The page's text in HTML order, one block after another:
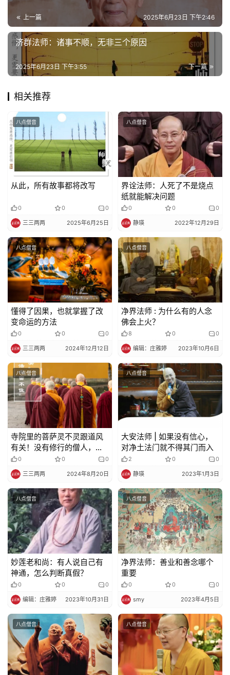
专
题
公
益
慈
佛
教
人
物
寺
院
礼
视
频
纪
佛
教
艺
术
政
策
法
规
免
责
声
明
登录 注册
上一篇 2025年6月23日 下午2:46
济群法师：诸事不顺，无非三个原因
下一篇
2025年6月23日 下午3:55
相关推荐
八点僧音
从此，所有故事都将改写
0 0 0
三三两两 2025年6月25日
八点僧音
界诠法师：人死了不是烧点
纸就能解决问题
0 0 0
静瑛 2022年12月29日
八点僧音
懂得了因果，也就掌握了改
变命运的方法
0 0 0
三三两两 2024年12月12日
八点僧音
净界法师 : 为什么有的人念
佛会上火？
8 0 0
编辑：庄雅婷 2023年10月6日
八点僧音
寺院里的菩萨灵不灵跟道风
有关！没有修行的僧人，寺
院连龙天护法也留不住
0 0 0
三三两两 2024年8月20日
八点僧音
大安法师 | 如果没有信心，
对净土法门就不得其门而入
2 0 0
静瑛 2023年1月3日
八点僧音
妙莲老和尚：有人说自己有
神通，怎么判断真假？
0 0 0
编辑：庄雅婷 2023年10月31日
八点僧音
净界法师：善业和善念哪个
重要
0 0 0
smy 2023年4月5日
八点僧音 八点僧音